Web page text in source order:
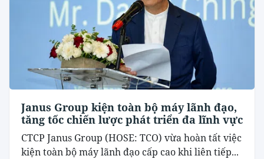
Janus Group kiện toàn bộ máy lãnh đạo,
tăng tốc chiến lược phát triển đa lĩnh vực
CTCP Janus Group (HOSE: TCO) vừa hoàn tất việc
kiện toàn bộ máy lãnh đạo cấp cao khi liên tiếp...